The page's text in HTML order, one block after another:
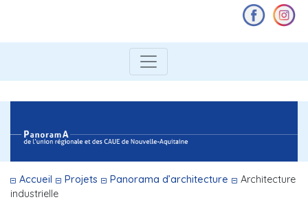
Accueil Projets Panorama d’architecture
Architecture
industrielle